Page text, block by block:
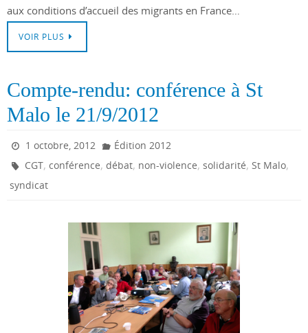
aux conditions d’accueil des migrants en France…
VOIR PLUS
Compte-rendu: conférence à St
Malo le 21/9/2012
1 octobre, 2012
Édition 2012
CGT,conférence,débat, non-violence,solidarité,St Malo,
syndicat